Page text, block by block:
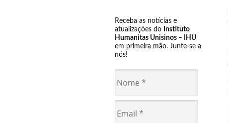
Receba as notícias e
atualizações do Instituto
Humanitas Unisinos – IHU
em primeira mão. Junte-se a
nós!